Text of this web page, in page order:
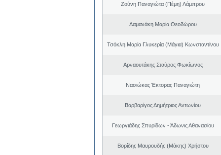
Ζούνη Παναγιώτα (Πέμη) Λάμπρου
Δαμανάκη Μαρία Θεοδώρου
Τσόκλη Μαρία Γλυκερία (Μάγια) Κωνσταντίνου
Αρναουτάκης Σταύρος Φωκίωνος
Νασιώκας Έκτορας Παναγιώτη
Βαρβαρίγος Δημήτριος Αντωνίου
Γεωργιάδης Σπυρίδων - Άδωνις Αθανασίου
Βορίδης Μαυρουδής (Μάκης) Χρήστου